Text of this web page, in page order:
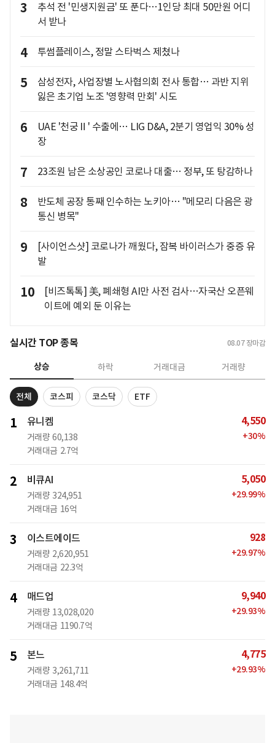
3
추석 전 '민생지원금' 또 푼다…1인당 최대 50만원 어디
서 받나
4 투썸플레이스, 정말 스타벅스 제쳤나
5
삼성전자, 사업장별 노사협의회 전사 통합… 과반 지위
잃은 초기업 노조 '영향력 만회' 시도
6
UAE '천궁Ⅱ' 수출에… LIG D&A, 2분기 영업익 30% 성
장
7 23조원 남은 소상공인 코로나 대출… 정부, 또 탕감하나
8
반도체 공장 통째 인수하는 노키아… "메모리 다음은 광
통신 병목"
9
[사이언스샷] 코로나가 깨웠다, 잠복 바이러스가 중증 유
발
10
[비즈톡톡] 美, 폐쇄형 AI만 사전 검사…자국산 오픈웨
이트에 예외 둔 이유는
실시간 TOP 종목 08.07 장마감
상승 하락 거래대금 거래량
전체 코스피 코스닥 ETF
1 유니켐
거래량 60,138
거래대금 2.7억
4,550
+30%
2 비큐AI
거래량 324,951
거래대금 16억
5,050
+29.99%
3 이스트에이드
거래량 2,620,951
거래대금 22.3억
928
+29.97%
4 매드업
거래량 13,028,020
거래대금 1190.7억
9,940
+29.93%
5 본느
거래량 3,261,711
거래대금 148.4억
4,775
+29.93%